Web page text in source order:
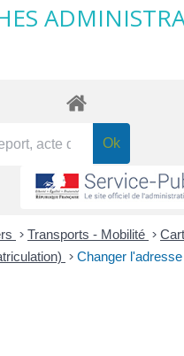
> Transports - Mobilité >
> Changer